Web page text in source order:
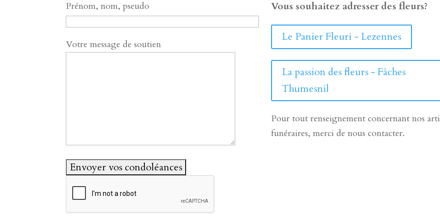
Prénom, nom, pseudo
Votre message de soutien
Vous souhaitez adresser des fleurs?
Le Panier Fleuri - Lezennes
La passion des fleurs - Fâches
Thumesnil
Pour tout renseignement concernant nos
funéraires, merci de nous contacter.